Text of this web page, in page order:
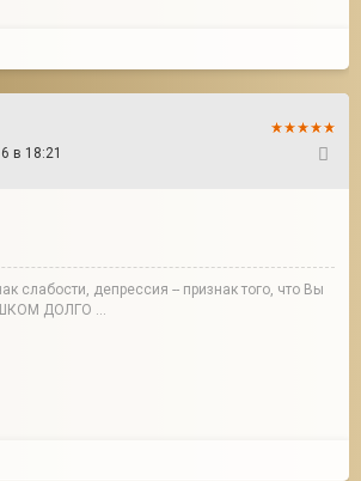
в 18:21
слабости, депрессия -- признак того, что Вы
ДОЛГО ...